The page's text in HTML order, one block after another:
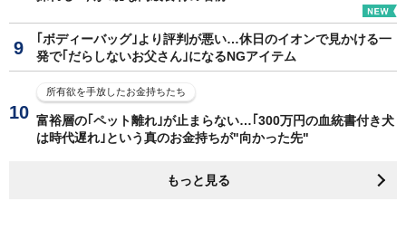
｢ボディーバッグ｣より評判が悪い…休日のイオンで見かける一
発で｢だらしないお父さん｣になるNGアイテム
所有欲を手放したお金持ちたち
富裕層の｢ペット離れ｣が止まらない…｢300万円の血統書付き犬
は時代遅れ｣という真のお金持ちが"向かった先"
もっと見る